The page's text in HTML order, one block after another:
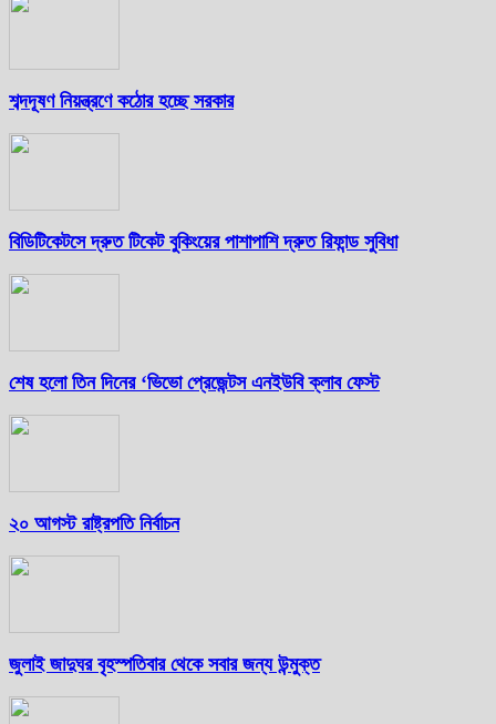
শব্দদূষণ নিয়ন্ত্রণে কঠোর হচ্ছে সরকার
বিডিটিকেটসে দ্রুত টিকেট বুকিংয়ের পাশাপাশি দ্রুত রিফান্ড সুবিধা
শেষ হলো তিন দিনের ‘ভিভো প্রেজেন্টস এনইউবি ক্লাব ফেস্ট
২০ আগস্ট রাষ্ট্রপতি নির্বাচন
জুলাই জাদুঘর বৃহস্পতিবার থেকে সবার জন্য উন্মুক্ত